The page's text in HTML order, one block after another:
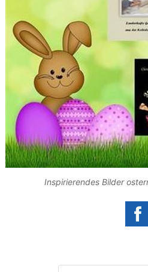
Inspirierendes Bilder